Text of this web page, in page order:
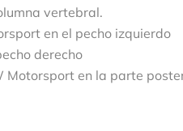
vertebral.
en el pecho izquierdo
derecho
Motorsport en la parte